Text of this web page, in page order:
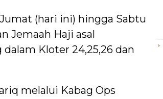
(hari ini) hingga Sabtu
Jemaah Haji asal
Kloter 24,25,26 dan
melalui Kabag Ops